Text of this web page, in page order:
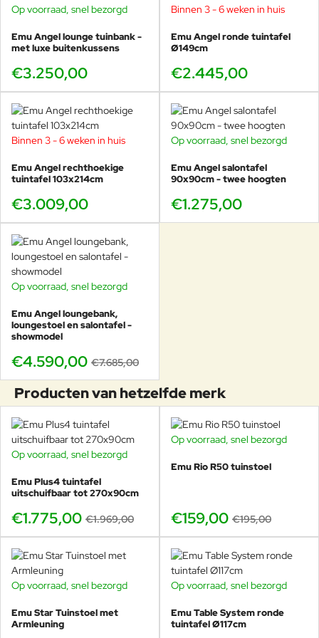
Afmetingen : 214cm lang, 103cm breed en 75cm hoog.
Zitplaatsen: 8 zitplekken
Gewicht: 42,7kg
Herkomst: Made in Italy
Weersbestendig: Ja
Stapelbaar: niet stapelbaar
Garantie: 5 jaar
Het aluminium frame en tafelblad kunnen eenvoudig worden
hoogwaardige coating van Emu blijft de tafel uitstekend
beschermd tegen vuil en UV-straling, waardoor de kleur en
uitstraling jarenlang behouden blijven.
Een tuintafel met weinig onderhoud, klaar voor vele jaren
buitenplezier!
Combineert perfect met
Emu Angel dining stoel
Emu Angel loungestoel
Emu Angel 2-zits sofa
Emu Angel salontafel
Luxe Emu parasols uit de Veurst-collectie
Outdoor vloerkleden voor extra warmte en sfeer
Op voorraad, snel bezorgd
Emu Angel lounge tuinbank -
met luxe buitenkussens
€3.250,00
Binnen 3 - 6 weken in huis
Emu Angel ronde tuintafel
Ø149cm
€2.445,00
Binnen 3 - 6 weken in huis
Emu Angel rechthoekige
tuintafel 103x214cm
€3.009,00
Op voorraad, snel bezorgd
Emu Angel salontafel
90x90cm - twee hoogten
€1.275,00
BUNDELKORTING
-40%
Op voorraad, snel bezorgd
Emu Angel loungebank,
loungestoel en salontafel -
showmodel
€4.590,00 €7.685,00
Producten van hetzelfde merk
-10%
Op voorraad, snel bezorgd
Emu Plus4 tuintafel
uitschuifbaar tot 270x90cm
€1.775,00 €1.969,00
-18%
Op voorraad, snel bezorgd
Emu Rio R50 tuinstoel
€159,00 €195,00
-20%
Op voorraad, snel bezorgd
Emu Star Tuinstoel met
Armleuning
Op voorraad, snel bezorgd
Emu Table System ronde
tuintafel Ø117cm